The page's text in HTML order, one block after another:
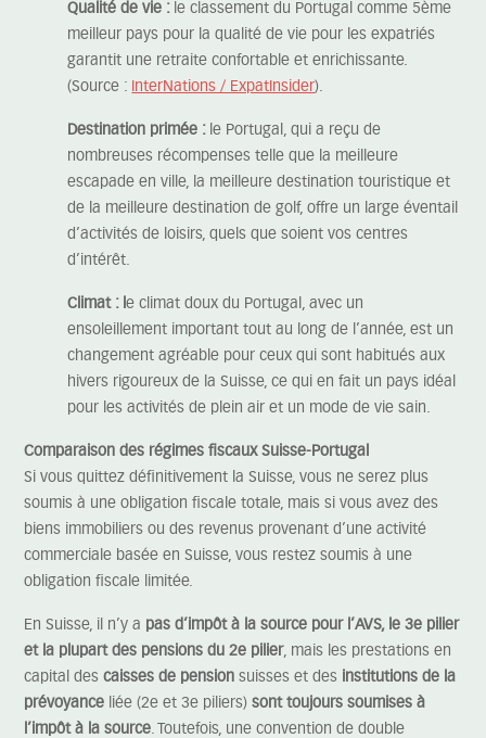
Qualité de vie : le classement du Portugal comme 5ème
meilleur pays pour la qualité de vie pour les expatriés
garantit une retraite confortable et enrichissante.
(Source :
InterNations / ExpatInsider).
Destination primée : le Portugal, qui a reçu de
nombreuses récompenses telle que la meilleure
escapade en ville, la meilleure destination touristique et
de la meilleure destination de golf, offre un large éventail
d’activités de loisirs, quels que soient vos centres
d’intérêt.
Climat : le climat doux du Portugal, avec un
ensoleillement important tout au long de l’année, est un
changement agréable pour ceux qui sont habitués aux
hivers rigoureux de la Suisse, ce qui en fait un pays idéal
pour les activités de plein air et un mode de vie sain.
Comparaison des régimes fiscaux Suisse-Portugal
Si vous quittez définitivement la Suisse, vous ne serez plus
soumis à une obligation fiscale totale, mais si vous avez des
biens immobiliers ou des revenus provenant d’une activité
commerciale basée en Suisse, vous restez soumis à une
obligation fiscale limitée.
En Suisse, il n’y a pas d’impôt à la source pour l’AVS, le 3e pilier
et la plupart des pensions du 2e pilier, mais les prestations en
capital descaisses de pension suisses et des
institutions de la
prévoyance liée (2e et 3e piliers)sont toujours soumises à
l’impôt à la source. Toutefois, une convention de double